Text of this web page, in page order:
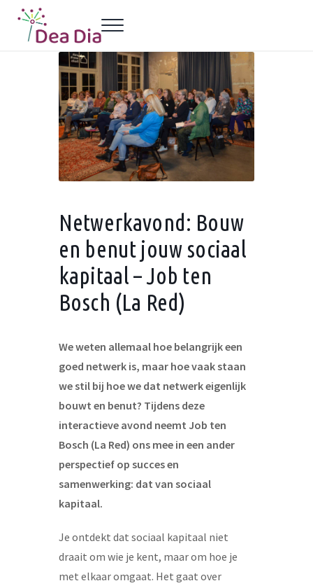
Door naar de hoofd inhoud
Skip to header left navigation
Skip to header right navigation
Skip to site footer
Dea Dia Delft
Netwerk vrouwelijke ondernemers Delft
Menu
Netwerkavond: Bouw
en benut jouw sociaal
kapitaal – Job ten
Bosch (La Red)
We weten allemaal hoe belangrijk een
goed netwerk is, maar hoe vaak staan
we stil bij hoe we dat netwerk eigenlijk
bouwt en benut? Tijdens deze
interactieve avond neemt Job ten
Bosch (La Red) ons mee in een ander
perspectief op succes en
samenwerking: dat van sociaal
kapitaal.
Je ontdekt dat sociaal kapitaal niet
draait om wie je kent, maar om hoe je
met elkaar omgaat. Het gaat over